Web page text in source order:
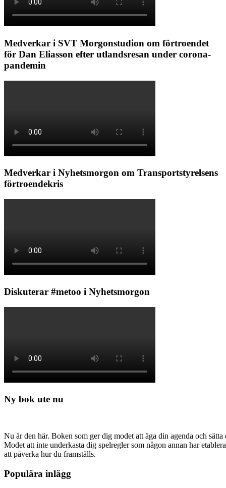
Medverkar i SVT Morgonstudion om förtroendet
för Dan Eliasson efter utlandsresan under corona-
pandemin
Medverkar i Nyhetsmorgon om Transportstyrelsens
förtroendekris
Diskuterar #metoo i Nyhetsmorgon
Ny bok ute nu
Nu är den här. Boken som ger dig modet att äga din agenda och
Modet att inte underkasta dig spelregler som någon annan har
att påverka hur du framställs.
Populära inlägg